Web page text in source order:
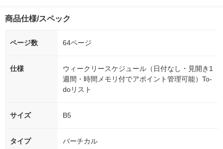
商品仕様/スペック
ページ数 64ページ
仕様
ウィークリースケジュール（日付なし・見開き1
週間・時間メモリ付でアポイント管理可能）To-
doリスト
サイズ B5
タイプ バーチカル